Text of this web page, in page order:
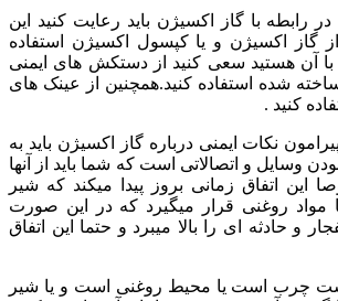
رابطه با گاز اکسیژن باید رعایت کنید این
گاز اکسیژن و یا کپسول اکسیژن استفاده
با آن هستید سعی کنید از دستکش های ایمنی
شده استفاده کنید.همچنین از عینک های
کنید .
نکات ایمنی درباره گاز اکسیژن باید به
وسایل و اتصالاتی است که شما باید از آنها
این اتفاق زمانی بروز پیدا میکند که شیر
مواد روغنی قرار میگیرد که در این صورت
و حادثه ای را بالا میبرد و حتما این اتفاق
دست چرب است یا محیط روغنی است و یا شیر